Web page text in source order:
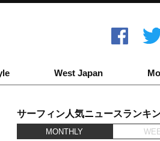
West Japan
サーフィン人気ニュースランキ
MONTHLY